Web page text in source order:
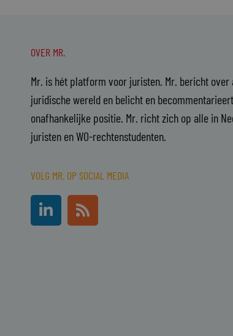
OVER MR.
Mr. is hét platform voor juristen. Mr. bericht over
juridische wereld en belicht en
onafhankelijke positie. Mr. richt zich op alle in
juristen en WO-rechtenstudenten.
VOLG MR. OP SOCIAL MEDIA
L
i
n
R
s
s